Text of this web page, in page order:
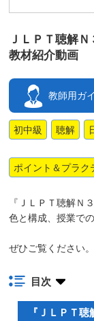
ＪＬＰＴ聴解
教材紹介動画
教師用ガ
初中級 聴解
ポイント＆プラク
『ＪＬＰＴ聴解Ｎ
色と構成、授業で
ぜひご覧ください。
目次
『ＪＬＰＴ